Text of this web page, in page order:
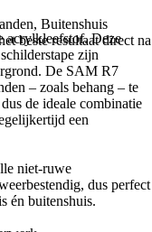
Buitenshuis
beste resultaat direct na
acrylkleefstof. Deze
zijn
De SAM R7
– zoals behang – te
de ideale combinatie
een
niet-ruwe
dus perfect
én buitenshuis.